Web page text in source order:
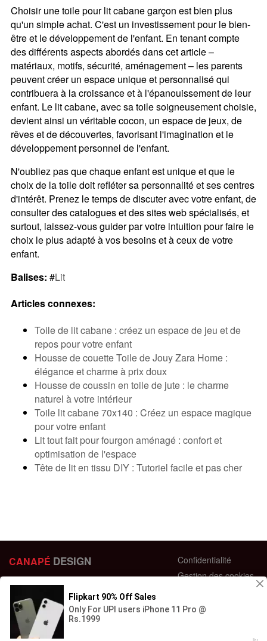
Choisir une toile pour lit cabane garçon est bien plus
qu'un simple achat. C'est un investissement pour le bien-
être et le développement de l'enfant. En tenant compte
des différents aspects abordés dans cet article –
matériaux, motifs, sécurité, aménagement – les parents
peuvent créer un espace unique et personnalisé qui
contribuera à la croissance et à l'épanouissement de leur
enfant. Le lit cabane, avec sa toile soigneusement choisie,
devient ainsi un véritable cocon, un espace de jeux, de
rêves et de découvertes, favorisant l'imagination et le
développement personnel de l'enfant.
N'oubliez pas que chaque enfant est unique et que le
choix de la toile doit refléter sa personnalité et ses centres
d'intérêt. Prenez le temps de discuter avec votre enfant, de
consulter des catalogues et des sites web spécialisés, et
surtout, laissez-vous guider par votre intuition pour faire le
choix le plus adapté à vos besoins et à ceux de votre
enfant.
Balises: #Lit
Articles connexes:
Toile de lit cabane : créez un espace de jeu et de
repos pour votre enfant
Housse de couette Toile de Jouy Zara Home :
élégance et charme à prix doux
Housse de coussin en toile de jute : le charme
naturel à votre intérieur
Toile lit cabane 70x140 : Créez un espace magique
pour votre enfant
Lit tout fait pour fourgon aménagé : confort et
optimisation de l'espace
Tête de lit en tissu DIY : Tutoriel facile et pas cher
CANAPÉ DESIGN
44 bis Rue des Bardines
63370 Lempdes, France
+33 658358352
Confidentialité
Gestion des cookies
Retour et échange
Contactez-nous